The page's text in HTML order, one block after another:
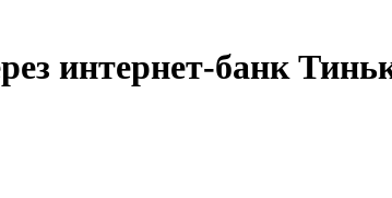
интернет-банк